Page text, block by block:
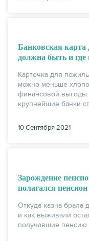
Банковская карта
должна быть и где
Карточка для
можно меньше
финансовой
крупнейшие банки
10 Сентября 2021
Зарождение
полагался
Откуда казна брала
и как выживали
получавшие пенсию